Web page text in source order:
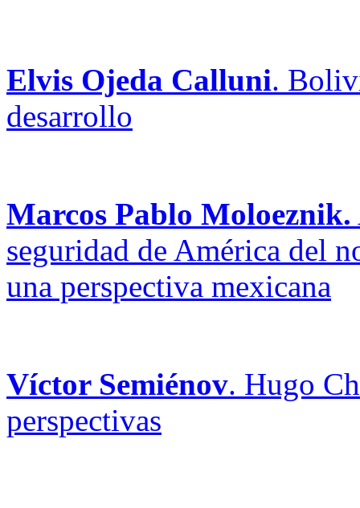
Elvis Ojeda Calluni.
desarrollo
Marcos Pablo Moloeznik.
seguridad de América del
una perspectiva mexicana
Víctor Semiénov. Hugo
perspectivas